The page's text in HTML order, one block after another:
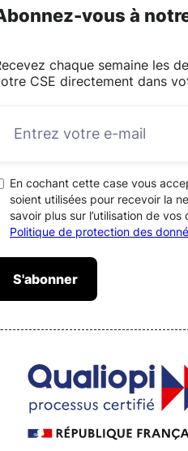
vous à
chaque semaine les
CSE directement dans
En cochant cette case vous
soient utilisées pour recevoir la
savoir plus sur l’utilisation de
Politique de protection des